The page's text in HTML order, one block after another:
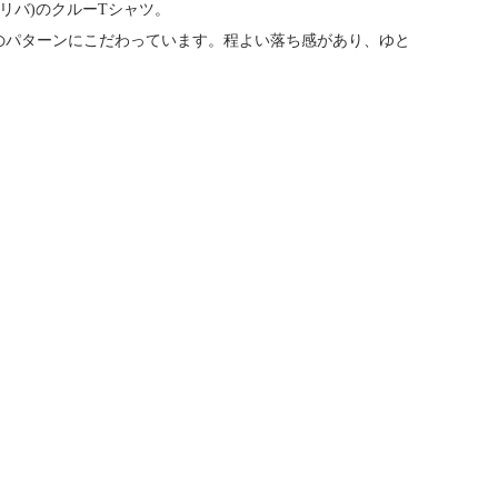
バ)のクルーTシャツ。
ターンにこだわっています。程よい落ち感があり、ゆと